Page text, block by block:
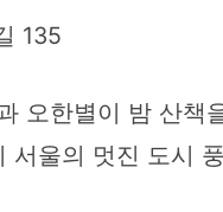
135
오한별이 밤 산책
서울의 멋진 도시